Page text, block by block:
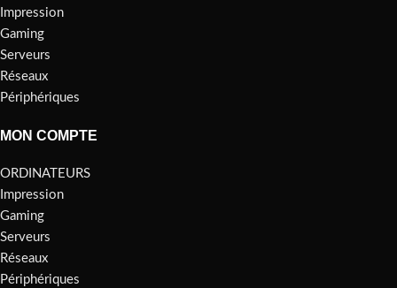
Impression
Gaming
Serveurs
Réseaux
Périphériques
MON COMPTE
ORDINATEURS
Impression
Gaming
Serveurs
Réseaux
Périphériques